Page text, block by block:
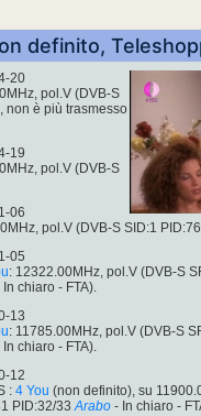
definito,
20
pol.V (DVB-S
non è più trasmesso
19
pol.V (DVB-S
06
pol.V (DVB-S SID:1
05
: 12322.00MHz, pol.V (DVB-S
In chiaro - FTA).
13
: 11785.00MHz, pol.V (DVB-S
In chiaro - FTA).
12
: 4 You (non definito), su
PID:32/33 Arabo - In chiaro -